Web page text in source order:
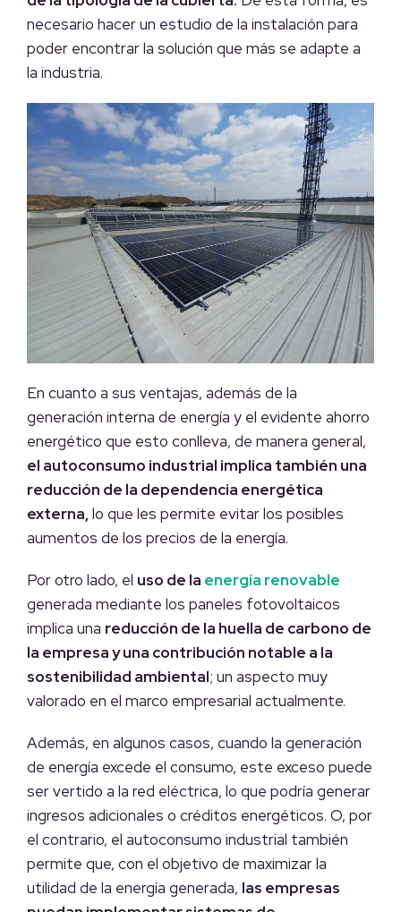
necesario hacer un estudio de la instalación para
poder encontrar la solución que más se adapte a
la industria.
En cuanto a sus ventajas, además de la
generación interna de energía y el evidente ahorro
energético que esto conlleva, de manera general,
el autoconsumo industrial implica también una
reducción de la dependencia energética
externa,lo que les permite evitar los posibles
aumentos de los precios de la energía.
Por otro lado, el uso de la energía renovable
generada mediante los paneles fotovoltaicos
implica una reducción de la huella de carbono de
la empresa y una contribución notable a la
sostenibilidad ambiental; un aspecto muy
valorado en el marco empresarial actualmente.
Además, en algunos casos, cuando la generación
de energía excede el consumo, este exceso puede
ser vertido a la red eléctrica, lo que podría generar
ingresos adicionales o créditos energéticos. O, por
el contrario, el autoconsumo industrial también
permite que, con el objetivo de maximizar la
utilidad de la energía generada, las empresas